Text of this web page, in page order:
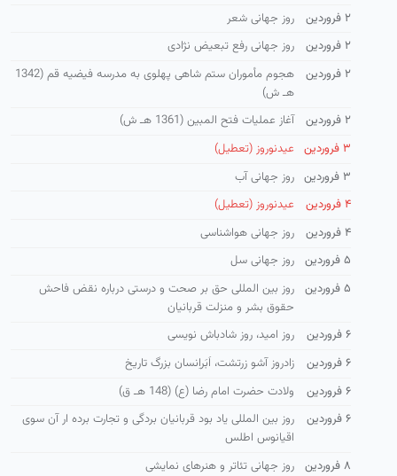
۲ فروردین
روز جهانی شعر
۲ فروردین
روز جهانی رفع تبعیض نژادی
۲ فروردین
هجوم مأموران ستم شاهی پهلوی به مدرسه فیضیه قم (1342
هـ ش)
۲ فروردین
آغاز عملیات فتح المبین (1361 هـ ش)
۳ فروردین
عیدنوروز (تعطیل)
۳ فروردین
روز جهانی آب
۴ فروردین
عیدنوروز (تعطیل)
۴ فروردین
روز جهانی هواشناسی
۵ فروردین
روز جهانی سل
۵ فروردین
روز بین المللی حق بر صحت و درستی درباره نقض فاحش
حقوق بشر و منزلت قربانیان
۶ فروردین
روز امید، روز شادباش نویسی
۶ فروردین
زادروز آشو زرتشت، اَبَراِنسان بزرگ تاریخ
۶ فروردین
ولادت حضرت امام رضا (ع) (148 هـ ق)
۶ فروردین
روز بین المللی یاد بود قربانیان بردگی و تجارت برده ار آن سوی
اقیانوس اطلس
۸ فروردین
روز جهانی تئاتر و هنرهای نمایشی